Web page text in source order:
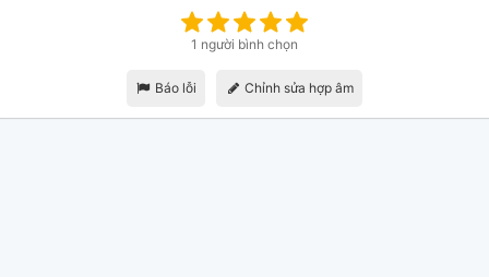
1 người bình chọn
Báo lỗi Chỉnh sửa hợp âm